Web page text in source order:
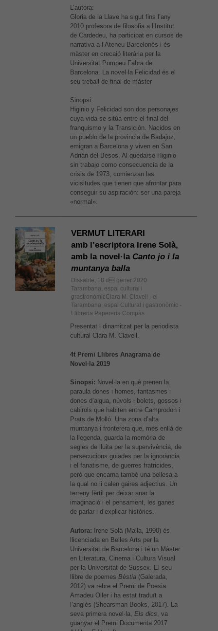
L’autora:
Gloria de la Llave ha sigut fins l’any
2010 profesora de filosofia a l’Institut
de Cardedeu, ha participat en cursos de
narrativa a l’Ateneu Barcelonès i és
màster en crecaió literària per la
Universitat Pompeu Fabra de
Barcelona. La novel·la Felicidad és el
seu treball de final de màster
Sinopsi:
Higinio y Felicidad son dos personajes
cuya vida se sitúa entre el final del
franquismo y la Transición. Nacidos en
un pueblo de la provincia de Badajoz,
emigran a Barcelona y viven en San
Adrián del Besos. Al quedarse Higinio
sin trabajo como consecuencia de la
crisis de 1973, comienzan las
vicisitudes que tienen que afrontar para
conseguir su aspiración: ser una pareja
«normal».
VERMUT LITERARI
amb l’escriptora Irene Solà,
amb la novel·la Canto jo i la
muntanya balla
Dissabte, 18 d gener 2020
Tarambana, espai cultural i
grastronòmicClara M. Clavell - el
Tarambana, espai Cultural i gastronòmic -
Llibreria Papereria Compàs
Presentat i dinamitzat per la periodista
cultural Clara M. Clavell.
4t Premi Llibres Anagrama de
Novel·la 2019
Sinopsi: Novel·la en què prenen la
paraula dones i homes, fantasmes i
dones d’aigua, núvols i bolets, gossos i
cabirols que habiten entre Camprodon i
Prats de Molló. Una zona d’alta
muntanya i fronterera que, més enllà de
la llegenda, guarda la memòria de
segles de lluita per la supervivència, de
persecucions guiades per la ignorància
i el fanatisme, de guerres fratricides,
però que encarna també una bellesa a
la qual no li calen gaires adjectius. Un
terreny fèrtil per deixar anar la
imaginació i el pensament, les ganes
de parlar i d’explicar històries.
Autora: Irene Solà (Malla, 1990) és
llicenciada en Belles Arts per la
Universitat de Barcelona i té un Màster
en Literatura, Cinema i Cultura Visual
per la Universitat de Sussex. El seu
llibre de poemes Bèstia(Galerada,
2012) va rebre el Premi de Poesia
Amadeu Oller i ha estat traduït a
l’anglès (Shearsman Books, 2017). La
seva primera novel·la, Els dics , va
guanyar el Premi Documenta 2017